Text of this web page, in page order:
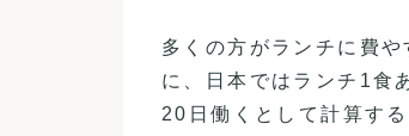
多くの方がランチに費
に、日本ではランチ1食
20日働くとして計算する